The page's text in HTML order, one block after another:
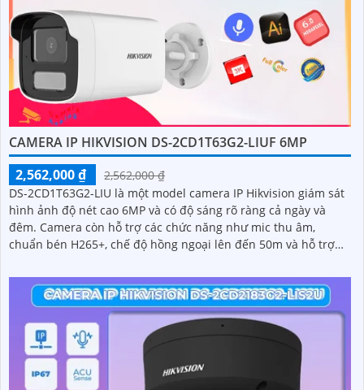
CAMERA IP HIKVISION DS-2CD1T63G2-LIUF 6MP
2,562,000 ₫
2,562,000 ₫
DS-2CD1T63G2-LIU là một model camera IP Hikvision giám sát
hình ảnh độ nét cao 6MP và có độ sáng rõ ràng cả ngày và
đêm. Camera còn hỗ trợ các chức năng như mic thu âm,
chuẩn bén H265+, chế độ hồng ngoại lên đến 50m và hỗ trợ
quả